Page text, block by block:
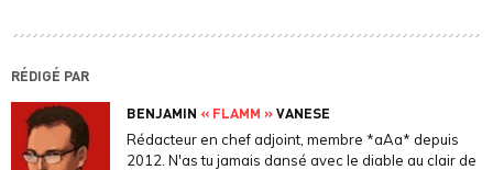
RÉDIGÉ PAR
BENJAMIN « FLAMM »VANESE
Rédacteur en chef adjoint, membre *aAa* depuis
2012. N'as tu jamais dansé avec le diable au clair de